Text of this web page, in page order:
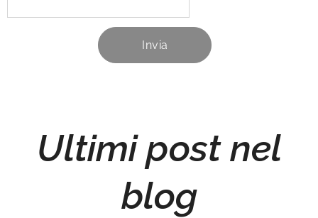
Invia
Ultimi post nel
blog